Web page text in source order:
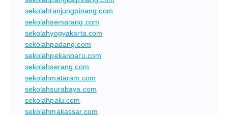
sekolahtanjungpinang.com
sekolahsemarang.com
sekolahyogyakarta.com
sekolahpadang.com
sekolahpekanbaru.com
sekolahserang.com
sekolahmataram.com
sekolahsurabaya.com
sekolahpalu.com
sekolahmakassar.com